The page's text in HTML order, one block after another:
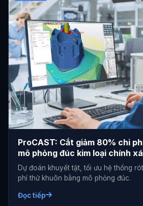
ProCAST: Cắt giảm 80% chi
mô phỏng đúc kim loại chính
Dự đoán khuyết tật, tối ưu hệ thống
phí thử khuôn bằng mô phỏng đúc.
Đọc tiếp